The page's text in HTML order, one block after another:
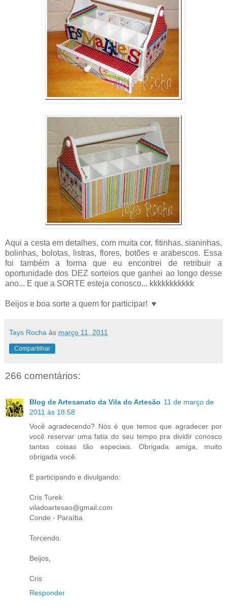
Aqui a cesta em detalhes, com muita cor, fitinhas, sianinhas,
bolinhas, bolotas, listras, flores, botões e arabescos. Essa
foi também a forma que eu encontrei de retribuir a
oportunidade dos DEZ sorteios que ganhei ao longo desse
ano... E que a SORTE esteja conosco... kkkkkkkkkkk
Beijos e boa sorte a quem for participar! ♥
Tays Rocha às março 11, 2011
Compartilhar
266 comentários:
Blog de Artesanato da Vila do Artesão 11 de março de
2011 às 18:58
Você agradecendo? Nós é que temos que agradecer por
você reservar uma fatia do seu tempo pra dividir conosco
tantas coisas tão especiais. Obrigada amiga, muito
obrigada você.
E participando e divulgando:
Cris Turek
viladoartesao@gmail.com
Conde - Paraíba
Torcendo.
Beijos,
Cris
Responder